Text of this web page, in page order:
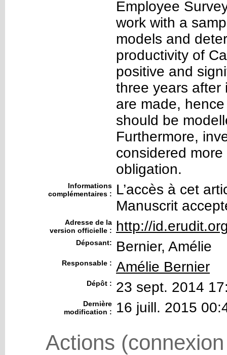
Employee
work with a
models and
productivity of
positive and
three years after
are made,
should be
Furthermore,
considered
obligation.
Informations
complémentaires :
L’accès à cet
Manuscrit
Adresse de la
version officielle :
http://
Déposant: Bernier, Amélie
Responsable : Amélie Bernier
Dépôt : 23 sept. 2014
Dernière
modification :
16 juill. 2015
Actions